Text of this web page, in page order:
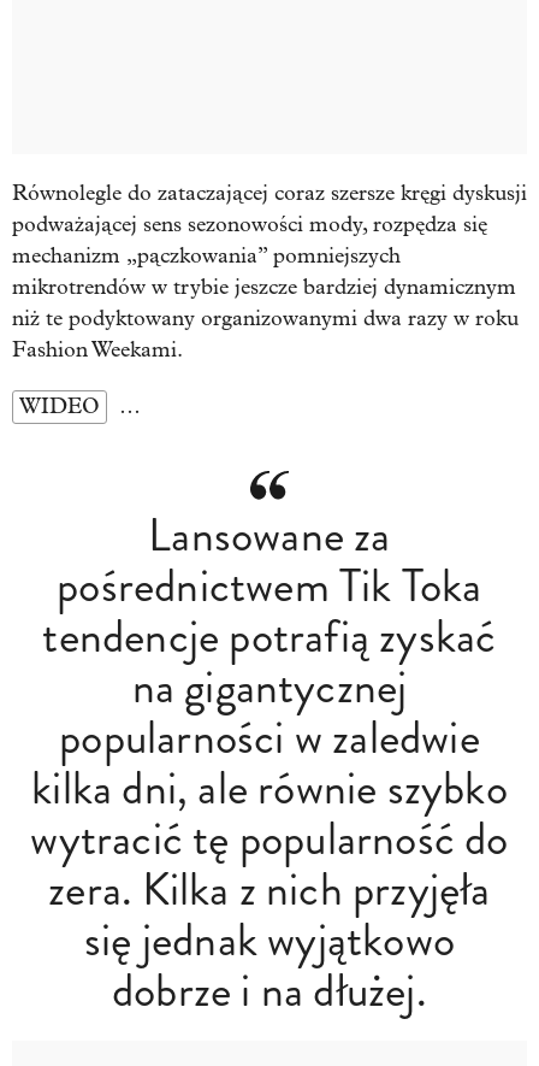
Równolegle do zataczającej coraz szersze kręgi dyskusji
podważającej sens sezonowości mody, rozpędza się
mechanizm „pączkowania” pomniejszych
mikrotrendów w trybie jeszcze bardziej dynamicznym
niż te podyktowany organizowanymi dwa razy w roku
Fashion Weekami.
WIDEO …
Lansowane za
pośrednictwem Tik Toka
tendencje potrafią zyskać
na gigantycznej
popularności w zaledwie
kilka dni, ale równie szybko
wytracić tę popularność do
zera. Kilka z nich przyjęła
się jednak wyjątkowo
dobrze i na dłużej.